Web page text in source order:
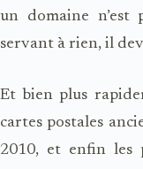
un domaine
servant à rien, il
Et bien plus
cartes postales
2010, et enfin les